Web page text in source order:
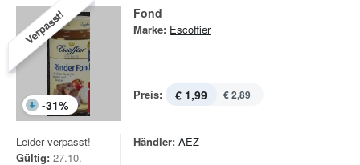
Verpasst!
-31%
Fond
Marke: Escoffier
Preis: € 1,99 € 2,89
Leider verpasst!
Gültig: 27.10. -
Händler: AEZ